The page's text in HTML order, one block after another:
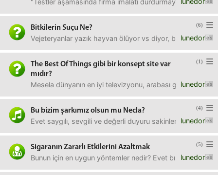
"Testler aşamasında firma imalatı durdurmayacak,
(6)
Bitkilerin Suçu Ne?
lunedor
Vejeteryanlar yazık hayvan ölüyor vs diyor, balık
(1)
The Best Of Things gibi bir konsept site var
mıdır?
lunedor
Mesela dünyanın en iyi televizyonu, arabası gibi gibi
(4)
Bu bizim şarkımız olsun mu Necla?
lunedor
Evet saygılı, sevgili ve değerli duyuru sakinleri.Şu
(5)
Sigaranın Zararlı Etkilerini Azaltmak
lunedor
Bunun için en uygun yöntemler nedir? Evet bırak hocu